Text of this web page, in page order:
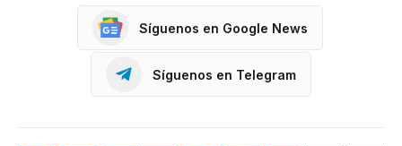
Síguenos en Google News
Síguenos en Telegram